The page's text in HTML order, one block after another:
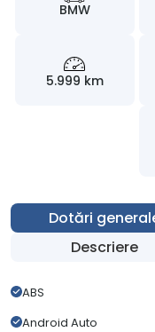
BMW
5.999 km
Dotări
Descriere
ABS
Android Auto